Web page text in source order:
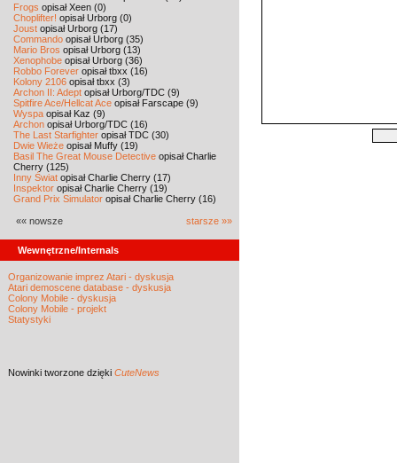
Frogs opisał Xeen (0)
Choplifter! opisał Urborg (0)
Joust opisał Urborg (17)
Commando opisał Urborg (35)
Mario Bros opisał Urborg (13)
Xenophobe opisał Urborg (36)
Robbo Forever opisał tbxx (16)
Kolony 2106 opisał tbxx (3)
Archon II: Adept opisał Urborg/TDC (9)
Spitfire Ace/Hellcat Ace opisał Farscape (9)
Wyspa opisał Kaz (9)
Archon opisał Urborg/TDC (16)
The Last Starfighter opisał TDC (30)
Dwie Wieże opisał Muffy (19)
Basil The Great Mouse Detective opisał Charlie
Cherry (125)
Inny Świat opisał Charlie Cherry (17)
Inspektor opisał Charlie Cherry (19)
Grand Prix Simulator opisał Charlie Cherry (16)
«« nowsze starsze »»
Wewnętrzne/Internals
Organizowanie imprez Atari - dyskusja
Atari demoscene database - dyskusja
Colony Mobile - dyskusja
Colony Mobile - projekt
Statystyki
Nowinki tworzone dzięki CuteNews